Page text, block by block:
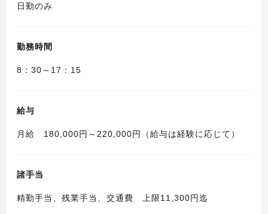
日勤のみ
勤務時間
8：30～17：15
給与
月給 180,000円～220,000円（給与は経験に応じて）
諸手当
精勤手当、残業手当、交通費 上限11,300円迄